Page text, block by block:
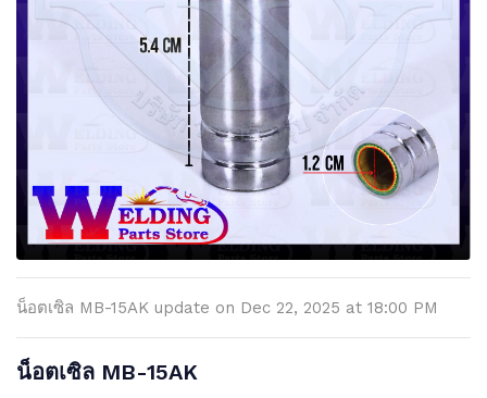
น็อตเซิล MB-15AK update on Dec 22, 2025 at 18:00 PM
น็อตเซิล MB-15AK